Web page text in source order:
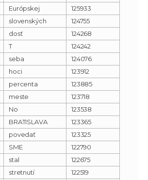
Európskej
125933
slovenských
124755
dosť
124268
T
124242
seba
124076
hoci
123912
percenta
123885
meste
123718
No
123538
BRATISLAVA
123365
povedať
123325
SME
122790
stal
122675
stretnutí
122519